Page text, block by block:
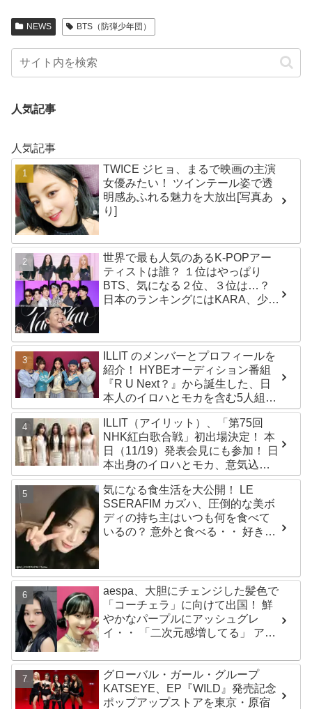
NEWS BTS（防弾少年団）
人気記事
人気記事
TWICE ジヒョ、まるで映画の主演
女優みたい！ ツインテール姿で透
明感あふれる魅力を大放出[写真あ
り]
世界で最も人気のあるK-POPアー
ティストは誰？ １位はやっぱり
BTS、気になる２位、３位は…？
日本のランキングにはKARA、少女
ILLIT のメンバーとプロフィールを
紹介！ HYBEオーディション番組
『R U Next？』から誕生した、日
本人のイロハとモカを含む5人組ガ
ールズグループ！ デビュー曲
「Magnetic」がいきなりの大ヒッ
ト
ILLIT（アイリット）、「第75回
NHK紅白歌合戦」初出場決定！ 本
日（11/19）発表会見にも参加！ 日
本出身のイロハとモカ、意気込み
を語る「ずっと夢見てたステー
ジ…嬉しくて光栄」
気になる食生活を大公開！ LE
SSERAFIM カズハ、圧倒的な美ボ
ディの持ち主はいつも何を食べて
いるの？ 意外と食べる・・ 好きな
aespa、大胆にチェンジした髪色で
「コーチェラ」に向けて出国！ 鮮
やかなパープルにアッシュグレ
イ・・ 「二次元感増してる」 アバ
グローバル・ガール・グループ
KATSEYE、EP『WILD』発売記念
ポップアップストアを東京・原宿